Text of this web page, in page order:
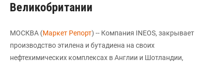
Великобритании
МОСКВА (Маркет Репорт) -- Компания INEOS, закрывает
производство этилена и бутадиена на своих
нефтехимических комплексах в Англии и Шотландии,